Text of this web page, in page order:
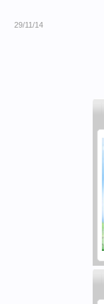
29/11/14